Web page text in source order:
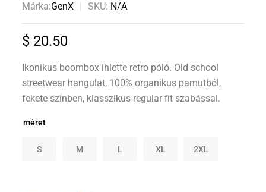
Márka:GenX SKU: N/A
$ 20.50
Ikonikus boombox ihlette retro póló. Old school
streetwear hangulat, 100% organikus pamutból,
fekete színben, klasszikus regular fit szabással.
méret
S M L XL 2XL